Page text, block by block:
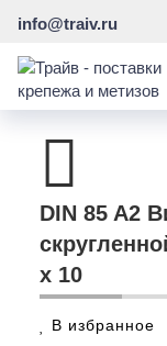
info@traiv.ru
DIN 85 A2
x 10
В избранное